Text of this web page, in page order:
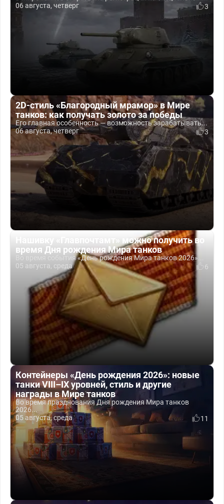
06 августа, четверг
3
2D-стиль «Благородный мрамор» в Мире
танков: как получать золото за победы
Его главная особенность — возможность зарабатывать...
06 августа, четверг
3
Нашивку «Главпочтамт» можно получить во
время Дня рождения Мира танков
Во время события «День рождения Мира танков 2026»...
05 августа, среда
6
Контейнеры «День рождения 2026»: новые
танки VIII–IX уровней, стиль и другие
награды в Мире танков
Во время празднования Дня рождения Мира танков
2026...
05 августа, среда
11